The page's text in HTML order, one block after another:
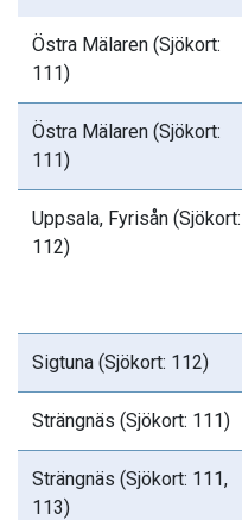
Östra Mälaren (Sjökort:
111)
Östra Mälaren (Sjökort:
111)
Uppsala, Fyrisån (Sjökort:
112)
Sigtuna (Sjökort: 112)
Strängnäs (Sjökort: 111)
Strängnäs (Sjökort: 111,
113)